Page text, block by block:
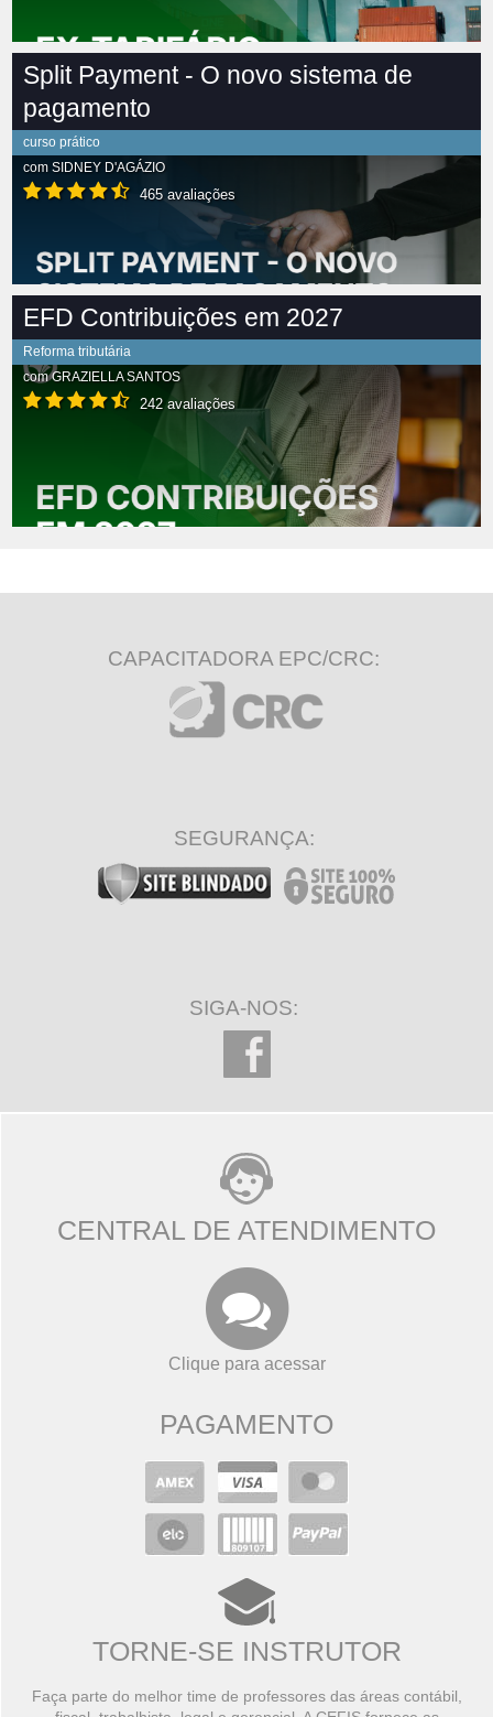
Split Payment - O novo sistema de
pagamento
curso prático
com SIDNEY D'AGÁZIO
465 avaliações
EFD Contribuições em 2027
Reforma tributária
comGRAZIELLA SANTOS
242 avaliações
CAPACITADORA EPC/CRC:
SEGURANÇA:
SIGA-NOS:
CENTRAL DE ATENDIMENTO
Clique para acessar
PAGAMENTO
TORNE-SE INSTRUTOR
Faça parte do melhor time de professores das áreas contábil,